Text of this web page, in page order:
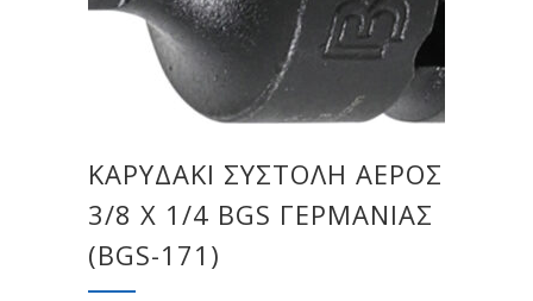
ΚΑΡΥΔΆΚΙ ΣΥΣΤΟΛΉ ΑΈΡΟΣ
3/8 X 1/4 BGS ΓΕΡΜΑΝΊΑΣ
(BGS-171)